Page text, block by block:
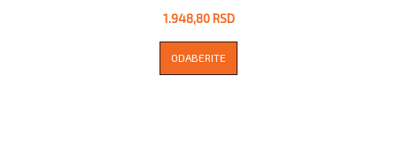
1.948,80 RSD
ODABERITE